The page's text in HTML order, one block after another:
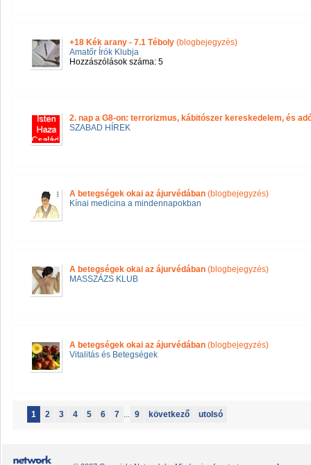
+18 Kék arany - 7.1 Téboly (blogbejegyzés)
Amatőr Írók Klubja
Hozzászólások száma: 5
2. nap a G8-on: terrorizmus, kábitószer kereskedelem, és
SZABAD HÍREK
A betegségek okai az ájurvédában (blogbejegyzés)
Kínai medicina a mindennapokban
A betegségek okai az ájurvédában (blogbejegyzés)
MASSZÁZS KLUB
A betegségek okai az ájurvédában (blogbejegyzés)
Vitalitás és Betegségek
1 2 3 4 5 6 7 ... 9 következő utolsó